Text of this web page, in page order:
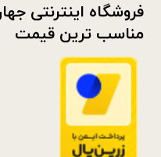
فروشگاه اینترنتی
مناسب ترین قیمت​​​​​​​